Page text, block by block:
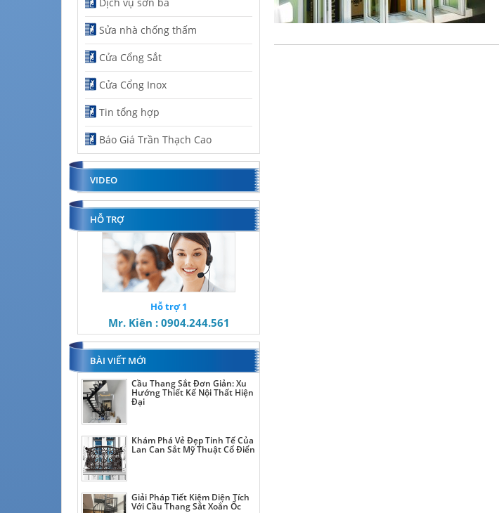
Sửa nhà chống thấm
Cửa Cổng Sắt
Cửa Cổng Inox
Tin tổng hợp
Báo Giá Trần Thạch Cao
VIDEO
HỖ TRỢ
Hỗ trợ 1
Mr. Kiên : 0904.244.561
BÀI VIẾT MỚI
Cầu Thang Sắt Đơn Giản: Xu
Hướng Thiết Kế Nội Thất Hiện
Đại
Khám Phá Vẻ Đẹp Tinh Tế Của
Lan Can Sắt Mỹ Thuật Cổ Điển
Giải Pháp Tiết Kiệm Diện Tích
Với Cầu Thang Sắt Xoắn Ốc